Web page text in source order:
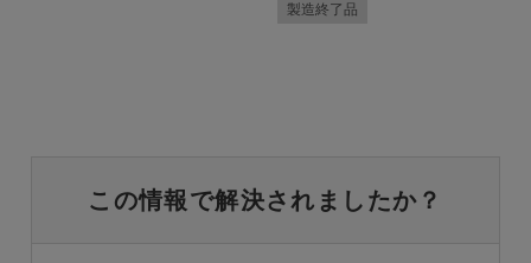
製造終了品
この情報で解決されましたか？